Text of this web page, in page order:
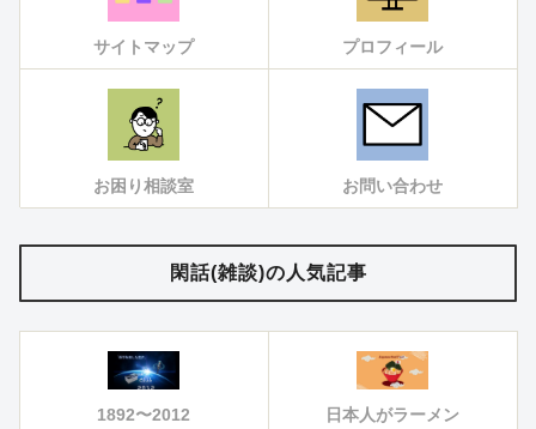
サイトマップ プロフィール
お困り相談室 お問い合わせ
閑話(雑談)の人気記事
1892〜2012
日本人がラーメン